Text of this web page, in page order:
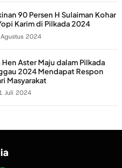
90 Persen H Sulaiman Kohar
Karim di Pilkada 2024
2024
Aster Maju dalam Pilkada
2024 Mendapat Respon
Masyarakat
Juli 2024